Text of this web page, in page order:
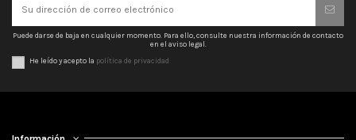
Puede darse de baja en cualquier momento. Para ello, consulte nuestra información de contacto
en el aviso legal.
He leído y acepto la política de privacidad